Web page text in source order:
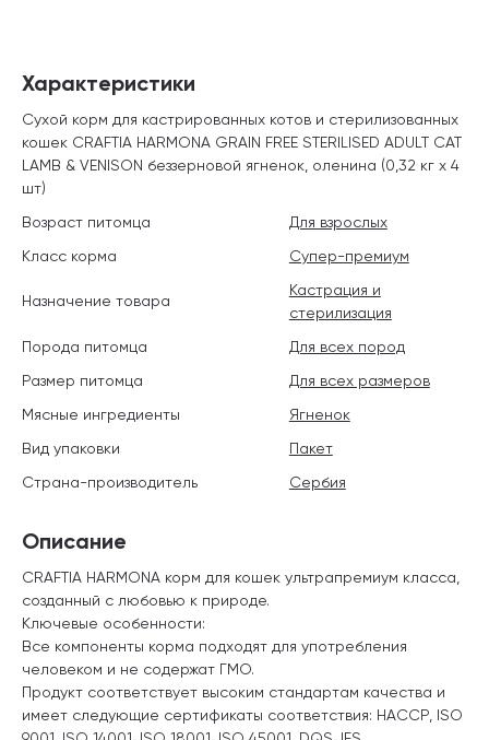
Описание
CRAFTIA HARMONA корм для кошек ультрапремиум класса,
созданный с любовью к природе.
Ключевые особенности:
Все компоненты корма подходят для употребления
человеком и не содержат ГМО.
Продукт соответствует высоким стандартам качества и
имеет следующие сертификаты соответствия: HACCP, ISO
Характеристики
Сухой корм для кастрированных котов и стерилизованных
кошек CRAFTIA HARMONA GRAIN FREE STERILISED ADULT CAT
LAMB & VENISON беззерновой ягненок, оленина (0,32 кг х 4
шт)
Возраст питомца
Для взрослых
Класс корма
Супер-премиум
Назначение товара
Кастрация и
стерилизация
Порода питомца
Для всех пород
Размер питомца
Для всех размеров
Мясные ингредиенты
Ягненок
Вид упаковки
Пакет
Страна-производитель
Сербия